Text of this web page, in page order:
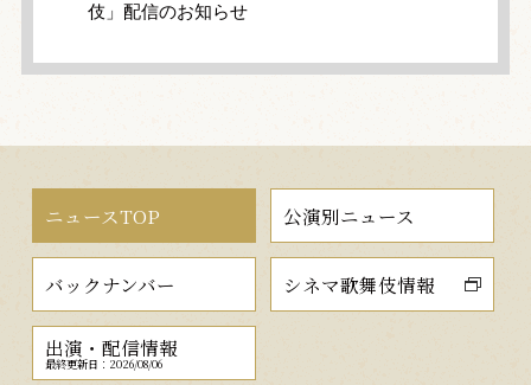
伎」配信のお知らせ
ニュースTOP 公演別ニュース
バックナンバー シネマ歌舞伎情報
出演・配信情報
最終更新日：2026/08/06